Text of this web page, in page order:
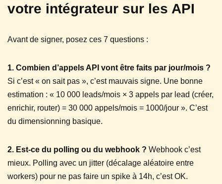
votre intégrateur sur les API
Avant de signer, posez ces 7 questions :
1. Combien d’appels API vont être faits par jour/mois ?
Si c’est « on sait pas », c’est mauvais signe. Une bonne
estimation : « 10 000 leads/mois × 3 appels par lead (créer,
enrichir, router) = 30 000 appels/mois = 1000/jour ». C’est
du dimensionning basique.
2. Est-ce du polling ou du webhook ? Webhook c’est
mieux. Polling avec un jitter (décalage aléatoire entre
workers) pour ne pas faire un spike à 14h, c’est OK.